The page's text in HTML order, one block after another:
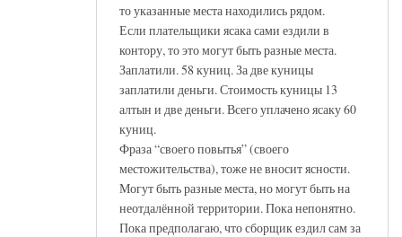
то указанные места находились рядом.
Если плательщики ясака сами ездили в
контору, то это могут быть разные места.
Заплатили. 58 куниц. За две куницы
заплатили деньги. Стоимость куницы 13
алтын и две деньги. Всего уплачено ясаку 60
куниц.
Фраза “своего повытья” (своего
местожительства), тоже не вносит ясности.
Могут быть разные места, но могут быть на
неотдалённой территории. Пока непонятно.
Пока предполагаю, что сборщик ездил сам за